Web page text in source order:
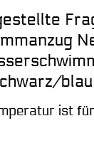
blau
ist